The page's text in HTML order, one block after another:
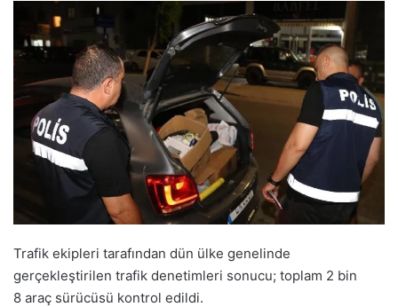
Trafik ekipleri tarafından dün ülke genelinde
gerçekleştirilen trafik denetimleri sonucu; toplam 2 bin
8 araç sürücüsü kontrol edildi.